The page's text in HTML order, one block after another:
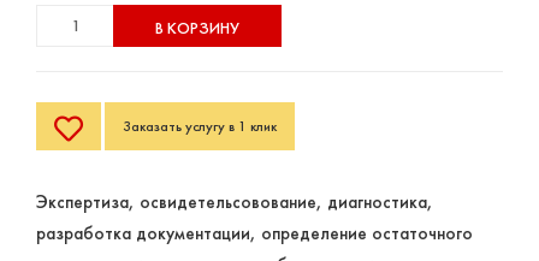
В КОРЗИНУ
Заказать услугу в 1 клик
Экспертиза, освидетельсовование, диагностика,
разработка документации, определение остаточного